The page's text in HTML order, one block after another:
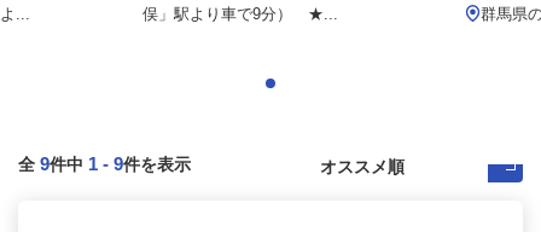
...
俣」駅より車で9分） ★...
群馬県
全 9件中 1 - 9件を表示